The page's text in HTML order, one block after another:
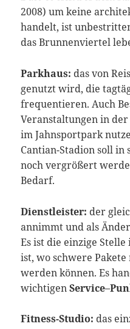
2008) um keine
handelt, ist
das Brunnenviertel
Parkhaus: das von
genutzt wird, die
frequentieren. Auch
Veranstaltungen in
im Jahnsportpark
Cantian-Stadion soll in
noch vergrößert
Bedarf.
Dienstleister: der
annimmt und als
Es ist die einzige
ist, wo schwere
werden können. Es
wichtigenService–
Fitness-Studio: das